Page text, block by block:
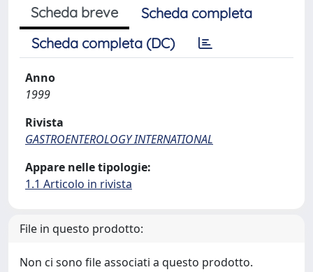
Scheda breve
Scheda completa
Scheda completa (DC)
Anno
1999
Rivista
GASTROENTEROLOGY INTERNATIONAL
Appare nelle tipologie:
1.1 Articolo in rivista
File in questo prodotto:
Non ci sono file associati a questo prodotto.